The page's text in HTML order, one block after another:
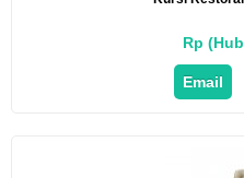
Rp
Email